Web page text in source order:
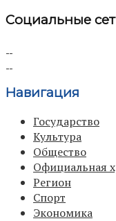
Социальные
Навигация
Государство
Культура
Общество
Официальная
Регион
Спорт
Экономика